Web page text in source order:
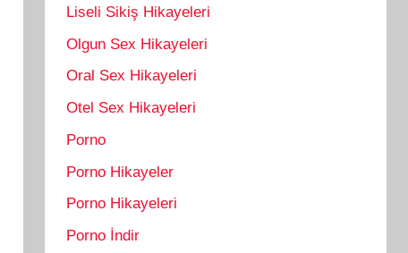
Liseli Sikiş Hikayeleri
Olgun Sex Hikayeleri
Oral Sex Hikayeleri
Otel Sex Hikayeleri
Porno
Porno Hikayeler
Porno Hikayeleri
Porno İndir